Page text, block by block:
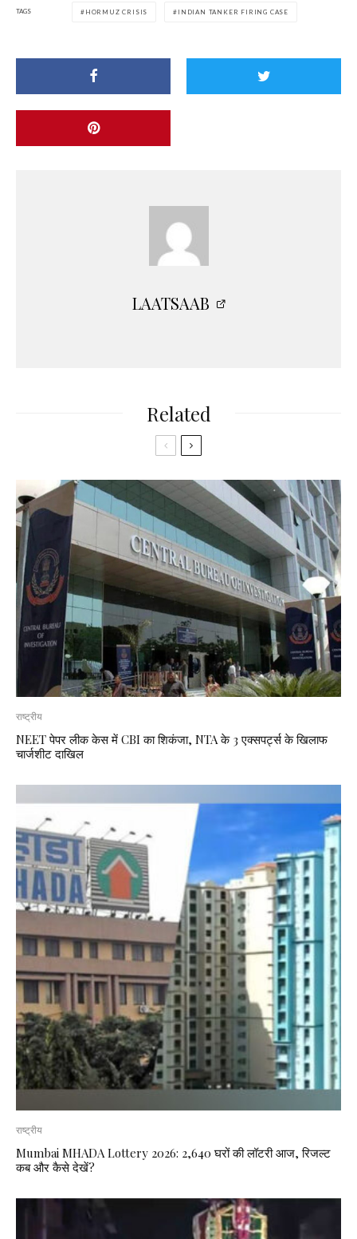
TAGS HORMUZ CRISIS INDIAN TANKER FIRING CASE
LAATSAAB
Related
राष्ट्रीय
NEET पेपर लीक केस में CBI का शिकंजा, NTA के 3 एक्सपर्ट्स के खिलाफ
चार्जशीट दाखिल
राष्ट्रीय
Mumbai MHADA Lottery 2026: 2,640 घरों की लॉटरी आज, रिजल्ट
कब और कैसे देखें?